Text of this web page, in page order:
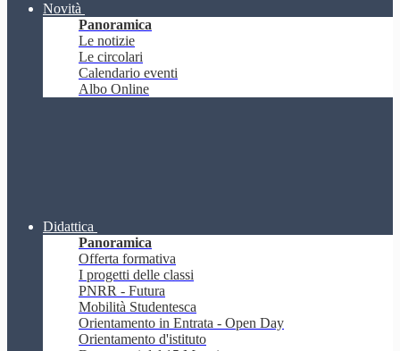
Novità
Panoramica
Le notizie
Le circolari
Calendario eventi
Albo Online
Didattica
Panoramica
Offerta formativa
I progetti delle classi
PNRR - Futura
Mobilità Studentesca
Orientamento in Entrata - Open Day
Orientamento d'istituto